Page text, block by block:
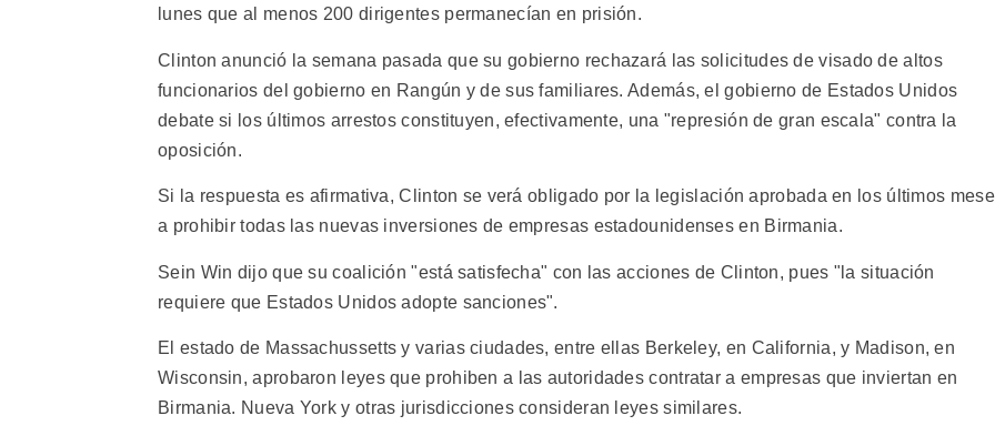
lunes que al menos 200 dirigentes permanecían en prisión.
Clinton anunció la semana pasada que su gobierno rechazará las solicitudes de visado de altos
funcionarios del gobierno en Rangún y de sus familiares. Además, el gobierno de Estados Unidos
debate si los últimos arrestos constituyen, efectivamente, una "represión de gran escala" contra la
oposición.
Si la respuesta es afirmativa, Clinton se verá obligado por la legislación aprobada en los últimos
a prohibir todas las nuevas inversiones de empresas estadounidenses en Birmania.
Sein Win dijo que su coalición "está satisfecha" con las acciones de Clinton, pues "la situación
requiere que Estados Unidos adopte sanciones".
El estado de Massachussetts y varias ciudades, entre ellas Berkeley, en California, y Madison, en
Wisconsin, aprobaron leyes que prohiben a las autoridades contratar a empresas que inviertan en
Birmania. Nueva York y otras jurisdicciones consideran leyes similares.